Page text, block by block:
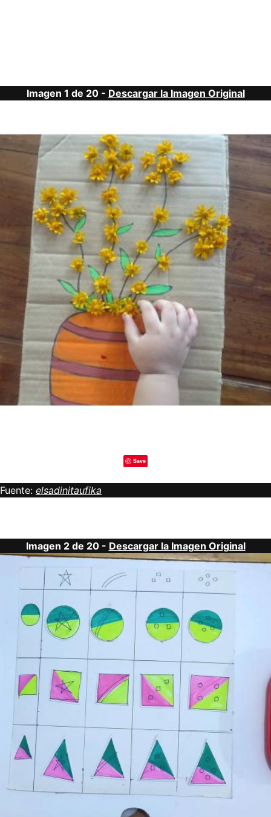
Imagen 1 de 20 - Descargar la Imagen Original
Save
Fuente: elsadinitaufika
Imagen 2 de 20 - Descargar la Imagen Original